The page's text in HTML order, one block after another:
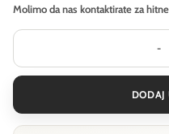
Molimo da nas kontaktirate za
DODAJ